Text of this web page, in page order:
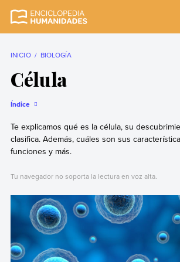
completa y más
INICIO BIOLOGÍA
Célula
Índice
Te explicamos qué es la célula, su
clasifica. Además, cuáles son sus
funciones y más.
Tu navegador no soporta la lectura en voz alta.